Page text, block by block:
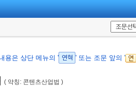
용은 상단 메뉴의 ' 연혁 ' 또는 조문 앞의 '
( 약칭: 콘텐츠산업법 )